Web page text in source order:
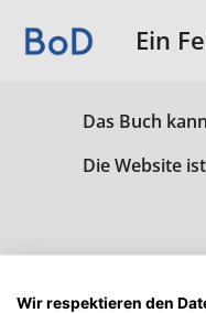
Ein
Das Buch
Die Website
Wir respektieren den